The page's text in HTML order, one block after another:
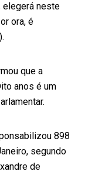
elegerá neste
ora, é
que a
anos é um
898
segundo
de